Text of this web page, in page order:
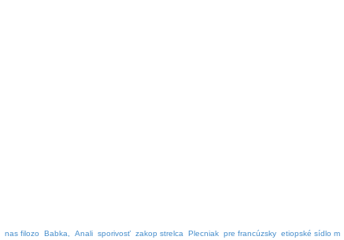
nas filozo Babka, Anali sporivosť zakop strelca Plecniak pre francúzsky etiopské sídlo m